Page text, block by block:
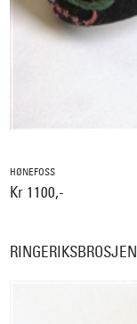
HØNEFOSS
Kr 1100,-
RINGERIKSBROSJEN